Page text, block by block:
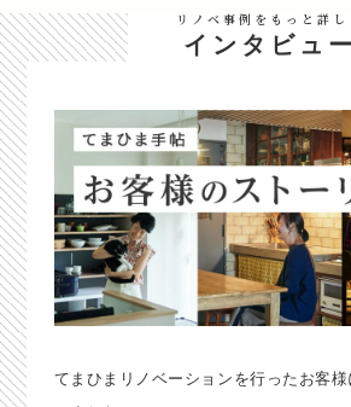
リノベ事例をもっと詳し
インタビュー
てまひまリノベーションを行ったお客様